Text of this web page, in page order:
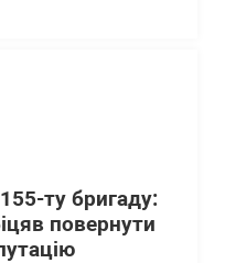
ту бригаду:
повернути